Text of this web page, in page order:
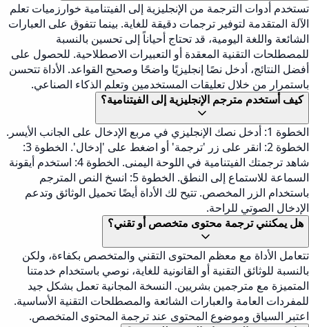
تستخدم أدوات الترجمة من الإنجليزية إلى الفيتنامية خوارزميات تعلم
الآلة المتقدمة لتوفير ترجمات دقيقة للغاية. بينما تتفوق على العبارات
الشائعة واللغة اليومية، قد تحتاج أحياناً إلى تحسين بالنسبة
للمصطلحات التقنية المعقدة أو التعبيرات الاصطلاحية. للحصول على
أفضل النتائج، أدخل نصًا إنجليزيًا واضحًا وصحيح القواعد. الأداة تتحسن
باستمرار من خلال تعليقات المستخدمين وتعلم الذكاء الصناعي.
كيف أستخدم مترجم الإنجليزية إلى الفيتنامية؟
الخطوة 1: أدخل نصك الإنجليزي في مربع الإدخال على الجانب الأيسر.
الخطوة 2: انقر على زر 'ترجمة' أو اضغط على 'إدخال'. الخطوة 3:
شاهد ترجمتك الفيتنامية في اللوحة اليمنى. الخطوة 4: استخدم أيقونة
السماعة للاستماع إلى النطق. الخطوة 5: انسخ النص المترجم
باستخدام الزر المخصص. تتيح لك الأداة أيضًا تحميل الوثائق وتدعم
الإدخال الصوتي للراحة.
هل يمكنني ترجمة محتوى متخصص أو تقني؟
تتعامل الأداة مع معظم المحتوى التقني والمتخصص بكفاءة، ولكن
بالنسبة للوثائق التقنية أو القانونية للغاية، نوصي باستخدام خدمتنا
المتميزة مع مترجمين بشريين. النسخة المجانية تعمل بشكل جيد
للمفردات العامة والعبارات الشائعة والمصطلحات التقنية الأساسية.
اعتبر السياق وموضوع المحتوى عند ترجمة المحتوى المتخصص.